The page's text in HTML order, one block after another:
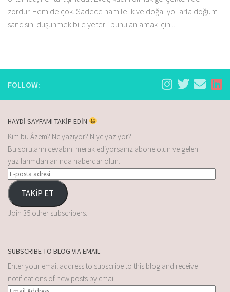
zordur. Hem de çok. Sadece hamilelik ve doğal yollarla doğum
sancısını düşünmek bile yeterli bunu anlamak için....
FOLLOW:
HAYDİ SAYFAMI TAKİP EDİN
Kim bu Âzem? Ne yazıyor? Niye yazıyor?
Bu soruların cevabını merak ediyorsanız abone olun ve gelen
yazılarımdan anında haberdar olun.
TAKİP ET
Join 35 other subscribers.
SUBSCRIBE TO BLOG VIA EMAIL
Enter your email address to subscribe to this blog and receive
notifications of new posts by email.